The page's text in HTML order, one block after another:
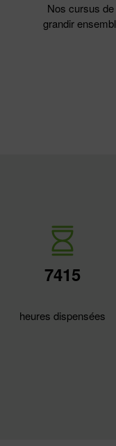
Nos cursus
grandir
7415
heures dispensées